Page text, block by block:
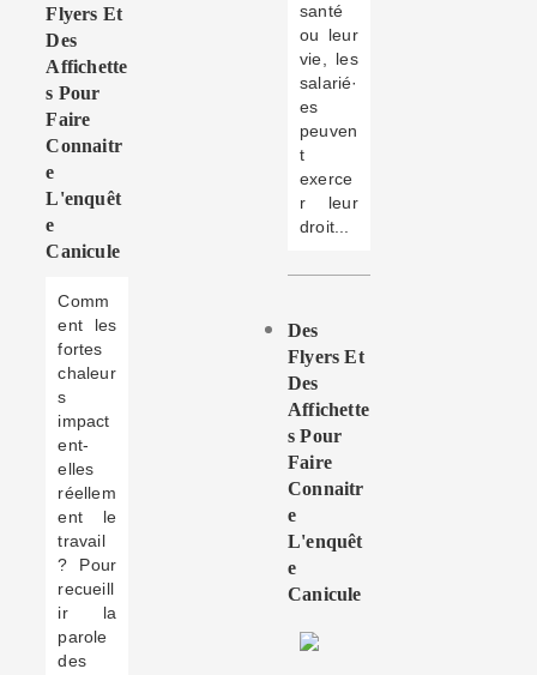
Flyers Et
Des
Affichette
S Pour
Faire
Connaitr
E
L'enquêt
E
Canicule
Comm
ent les
fortes
chaleur
s
impact
ent-
elles
réellem
ent le
travail
? Pour
recueill
ir la
parole
des
santé
ou leur
vie, les
salarié·
es
peuven
t
exerce
r leur
droit...
Des
Flyers Et
Des
Affichette
S Pour
Faire
Connaitr
E
L'enquêt
E
Canicule